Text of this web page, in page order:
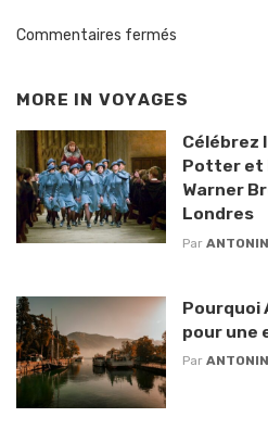
Commentaires fermés
MORE IN VOYAGES
Célébrez
Potter et
Warner
Londres
Par
Pourquoi
pour une
Par